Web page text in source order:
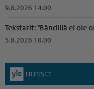
9.8.2026 14.00
Tekstarit: "Bändillä ei ole
5.8.2026 10.00